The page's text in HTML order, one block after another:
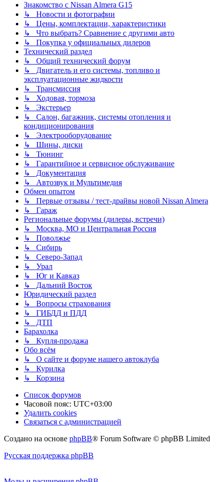
Знакомство с Nissan Almera G15
↳ Новости и фотографии
↳ Цены, комплектации, характеристики
↳ Что выбрать? Сравнение с другими авто
↳ Покупка у официальных дилеров
Технический раздел
↳ Общий технический форум
↳ Двигатель и его системы, топливо и
эксплуатационные жидкости
↳ Трансмиссия
↳ Ходовая, тормоза
↳ Экстерьер
↳ Салон, багажник, системы отопления и
кондиционирования
↳ Электрооборудование
↳ Шины, диски
↳ Тюнинг
↳ Гарантийное и сервисное обслуживание
↳ Документация
↳ Автозвук и Мультимедия
Обмен опытом
↳ Первые отзывы / тест-драйвы новой Nissan Almera
↳ Гараж
Региональные форумы (дилеры, встречи)
↳ Москва, МО и Центральная Россия
↳ Поволжье
↳ Сибирь
↳ Северо-Запад
↳ Урал
↳ Юг и Кавказ
↳ Дальний Восток
Юридический раздел
↳ Вопросы страхования
↳ ГИБДД и ПДД
↳ ДТП
Барахолка
↳ Купля-продажа
Обо всём
↳ О сайте и форуме нашего автоклуба
↳ Курилка
↳ Корзина
Список форумов
Часовой пояс: UTC+03:00
Удалить cookies
Связаться с администрацией
Создано на основе phpBB® Forum Software © phpBB Limited
Русская поддержка phpBB